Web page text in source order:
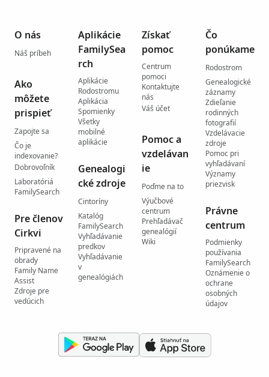
O nás
Náš príbeh
Ako
môžete
prispieť
Zapojte sa
Čo je
indexovanie?
Dobrovoľník
Laboratóriá
FamilySearch
Pre členov
Cirkvi
Pripravené na
obrady
Family Name
Assist
Zdroje pre
vedúcich
Aplikácie
FamilySea
rch
Aplikácie
Rodostromu
Aplikácia
Spomienky
Všetky
mobilné
aplikácie
Genealogi
cké zdroje
Cintoríny
Katalóg
FamilySearch
Vyhľadávanie
predkov
Vyhľadávanie
v
genealógiách
Získať
pomoc
Centrum
pomoci
Kontaktujte
nás
Váš účet
Pomoc a
vzdelávan
ie
Poďme na to
Výučbové
centrum
Prehľadávač
genealógií
Wiki
Čo
ponúkame
Rodostrom
Genealogické
záznamy
Zdieľanie
rodinných
fotografií
Vzdelávacie
zdroje
Pomoc pri
vyhľadávaní
Významy
priezvisk
Právne
centrum
Podmienky
používania
FamilySearch
Oznámenie o
ochrane
osobných
údajov